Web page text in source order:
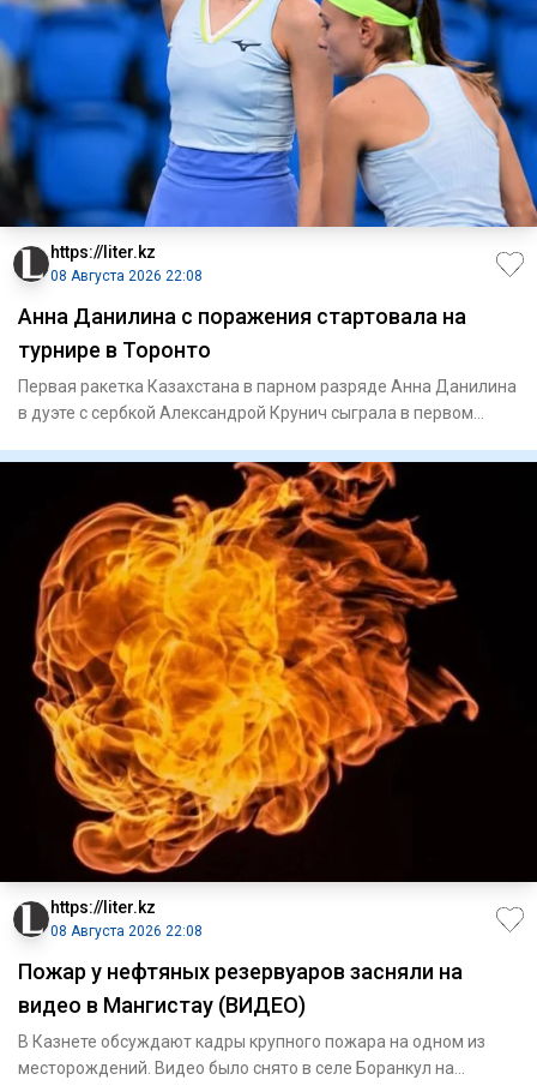
https://liter.kz
08 Августа 2026 22:08
Анна Данилина с поражения стартовала на
турнире в Торонто
Первая ракетка Казахстана в парном разряде Анна Данилина
в дуэте с сербкой Александрой Крунич сыграла в первом
https://liter.kz
08 Августа 2026 22:08
Пожар у нефтяных резервуаров засняли на
видео в Мангистау (ВИДЕО)
В Казнете обсуждают кадры крупного пожара на одном из
месторождений. Видео было снято в селе Боранкул на